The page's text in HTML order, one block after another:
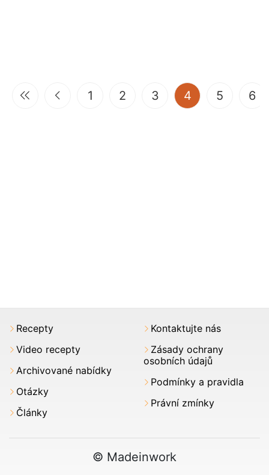
1 2 3 4(current)
5 6
Recepty
Video recepty
Archivované nabídky
Otázky
Články
Kontaktujte nás
Zásady ochrany
osobních údajů
Podmínky a pravidla
Právní zmínky
© Madeinwork